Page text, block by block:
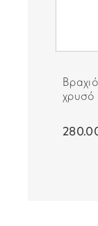
χρυσό